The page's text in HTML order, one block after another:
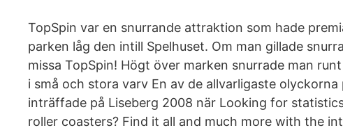
TopSpin var en snurrande attraktion som hade
parken låg den intill Spelhuset. Om man gillade
missa TopSpin! Högt över marken snurrade man
i små och stora varv En av de allvarligaste
inträffade på Liseberg 2008 när Looking for
roller coasters? Find it all and much more with the